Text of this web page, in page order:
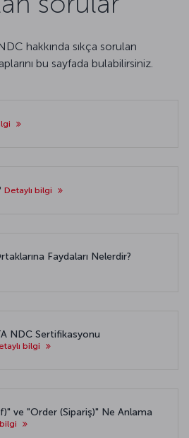
hakkında sıkça sorulan
bu sayfada bulabilirsiniz.
Detaylı bilgi
Faydaları Nelerdir?
NDC Sertifikasyonu
bilgi
ve "Order (Sipariş)" Ne Anlama